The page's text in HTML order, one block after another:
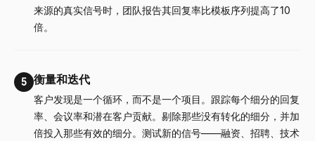
来源的真实信号时，团队报告其回复率比模板序列提高了10
倍。
5 衡量和迭代
客户发现是一个循环，而不是一个项目。跟踪每个细分的回复
率、会议率和潜在客户贡献。剔除那些没有转化的细分，并加
倍投入那些有效的细分。测试新的信号——融资、招聘、技术